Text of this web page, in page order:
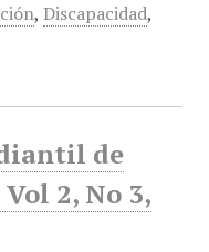
, Discapacidad,
de
2, No 3,